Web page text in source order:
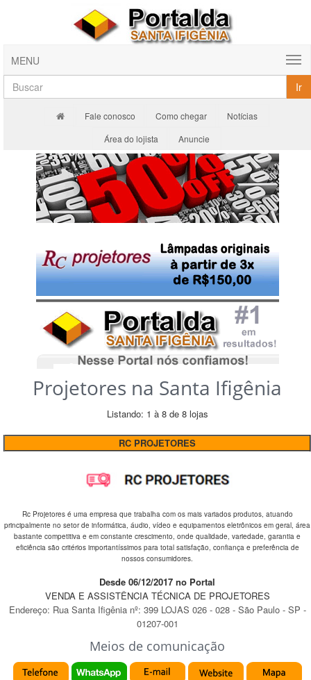
MENU
Ir
Fale conosco Como chegar
Notícias
Área do lojista
Anuncie
Projetores na Santa Ifigênia
Listando: 1 à 8 de 8 lojas
RC PROJETORES
Rc Projetores é uma empresa que trabalha com os mais variados produtos, atuando
principalmente no setor de informática, áudio, vídeo e equipamentos eletrônicos em geral, área
bastante competitiva e em constante crescimento, onde qualidade, variedade, garantia e
eficiência são critérios importantíssimos para total satisfação, confiança e preferência de
nossos consumidores.
Desde 06/12/2017 no Portal
VENDA E ASSISTÊNCIA TÉCNICA DE PROJETORES
Endereço: Rua Santa Ifigênianº: 399 LOJAS 026 - 028 - São Paulo- SP -
01207-001
Meios de comunicação